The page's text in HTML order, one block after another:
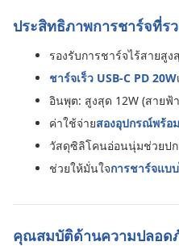
ประสิทธิภาพการชาร์จที่รว
รองรับการชาร์จไร้สายสู
ชาร์จเร็ว USB-C PD 20W
อินพุต: สูงสุด 12W (สายฟ้
ค่าใช้จ่ายสองอุปกรณ์พร้อ
วัสดุซิลิโคนอ่อนนุ่มช่วยป
ช่วยให้มั่นใจการชาร์จแบ
คุณสมบัติด้านความปลอด